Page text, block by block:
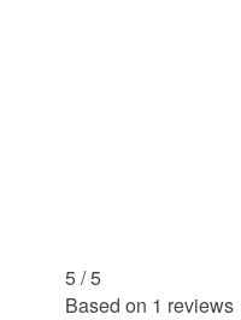
5 /5
Based on 1 reviews